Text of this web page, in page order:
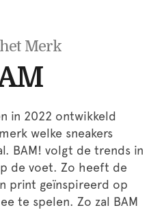
Merk
in 2022 ontwikkeld
welke sneakers
BAM! volgt de trends in
de voet. Zo heeft de
print geïnspireerd op
te spelen. Zo zal BAM